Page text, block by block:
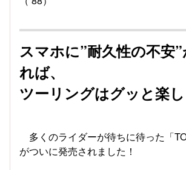
スマホに”耐久性の不安
れば、
ツーリングはグッと楽
多くのライダーが待ちに待った「
がついに発売されました！